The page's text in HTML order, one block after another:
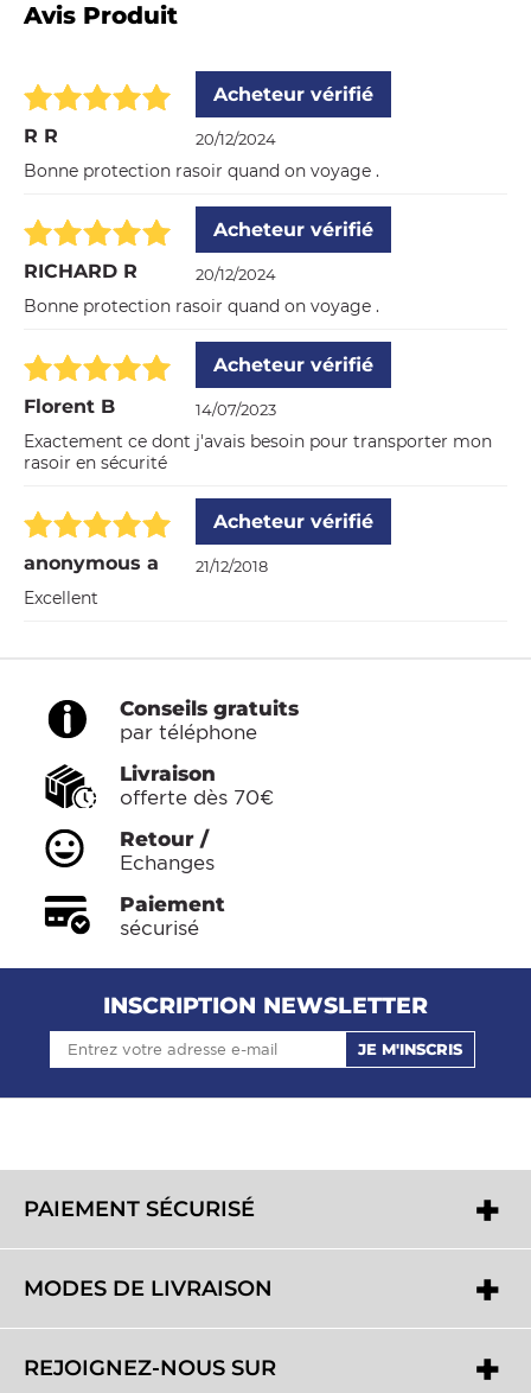
Avis Produit
R R
Acheteur vérifié
20/12/2024
Bonne protection rasoir quand on voyage .
RICHARD R
Acheteur vérifié
20/12/2024
Bonne protection rasoir quand on voyage .
Florent B
Acheteur vérifié
14/07/2023
Exactement ce dont j'avais besoin pour transporter mon
rasoir en sécurité
anonymous a
Acheteur vérifié
21/12/2018
Excellent
Conseils gratuits
par téléphone
Livraison
offerte dès 70€
Retour /
Echanges
Paiement
sécurisé
INSCRIPTION NEWSLETTER
JE M'INSCRIS
PAIEMENT SÉCURISÉ
MODES DE LIVRAISON
REJOIGNEZ-NOUS SUR